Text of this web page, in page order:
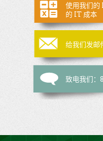
使用我们的
的 IT 成本
给我们发邮
致电我们：